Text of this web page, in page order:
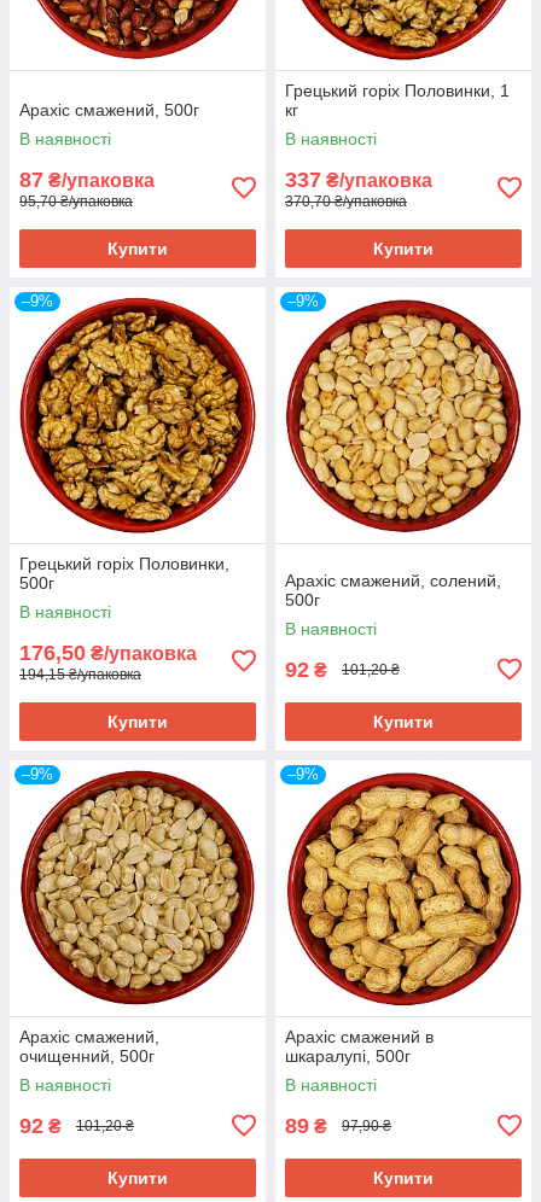
Арахіс смажений, 500г
В наявності
87 ₴/упаковка
95,70 ₴/упаковка
Купити
Грецький горіх Половинки, 1
кг
В наявності
337 ₴/упаковка
370,70 ₴/упаковка
Купити
–9%
Грецький горіх Половинки,
500г
В наявності
176,50 ₴/упаковка
194,15 ₴/упаковка
Купити
–9%
Арахіс смажений, солений,
500г
В наявності
92 ₴ 101,20 ₴
Купити
–9%
Арахіс смажений,
очищенний, 500г
В наявності
92 ₴ 101,20 ₴
Купити
–9%
Арахіс смажений в
шкаралупі, 500г
В наявності
89 ₴ 97,90 ₴
Купити